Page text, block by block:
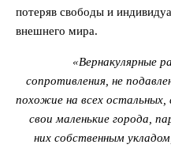
потеряв свободы и
внешнего мира.
«Вернакулярные
сопротивления, не
похожие на всех
свои маленькие города,
них собственным